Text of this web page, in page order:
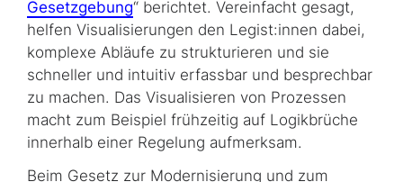
Gesetzgebung“ berichtet. Vereinfacht gesagt,
helfen Visualisierungen den Legist:innen dabei,
komplexe Abläufe zu strukturieren und sie
schneller und intuitiv erfassbar und besprechbar
zu machen. Das Visualisieren von Prozessen
macht zum Beispiel frühzeitig auf Logikbrüche
innerhalb einer Regelung aufmerksam.
Beim Gesetz zur Modernisierung und zum